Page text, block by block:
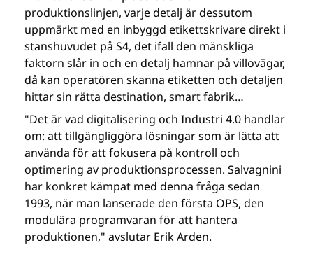
produktionslinjen, varje detalj är dessutom
uppmärkt med en inbyggd etikettskrivare direkt i
stanshuvudet på S4, det ifall den mänskliga
faktorn slår in och en detalj hamnar på villovägar,
då kan operatören skanna etiketten och detaljen
hittar sin rätta destination, smart fabrik…
"Det är vad digitalisering och Industri 4.0 handlar
om: att tillgängliggöra lösningar som är lätta att
använda för att fokusera på kontroll och
optimering av produktionsprocessen. Salvagnini
har konkret kämpat med denna fråga sedan
1993, när man lanserade den första OPS, den
modulära programvaran för att hantera
produktionen," avslutar Erik Arden.